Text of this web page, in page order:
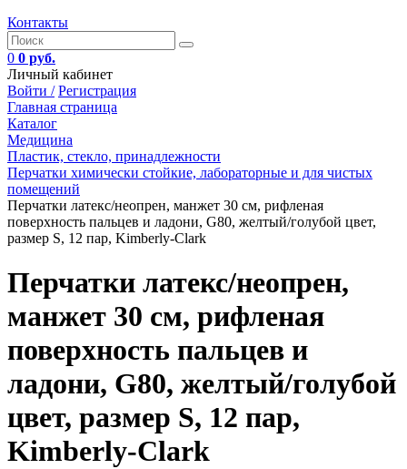
Контакты
0 0 руб.
Личный кабинет
Войти / Регистрация
Главная страница
Каталог
Медицина
Пластик, стекло, принадлежности
Перчатки химически стойкие, лабораторные и для чистых
помещений
Перчатки латекс/неопрен, манжет 30 см, рифленая
поверхность пальцев и ладони, G80, желтый/голубой цвет,
размер S, 12 пар, Kimberly-Clark
Перчатки латекс/неопрен,
манжет 30 см, рифленая
поверхность пальцев и
ладони, G80, желтый/голубой
цвет, размер S, 12 пар,
Kimberly-Clark